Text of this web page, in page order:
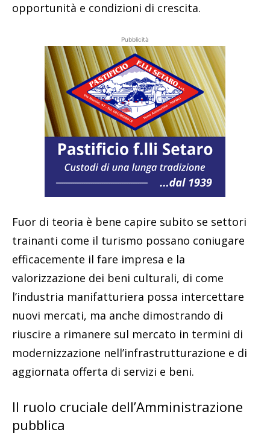
opportunità e condizioni di crescita.
Pubblicità
Fuor di teoria è bene capire subito se settori
trainanti come il turismo possano coniugare
efficacemente il fare impresa e la
valorizzazione dei beni culturali, di come
l’industria manifatturiera possa intercettare
nuovi mercati, ma anche dimostrando di
riuscire a rimanere sul mercato in termini di
modernizzazione nell’infrastrutturazione e di
aggiornata offerta di servizi e beni.
Il ruolo cruciale dell’Amministrazione
pubblica